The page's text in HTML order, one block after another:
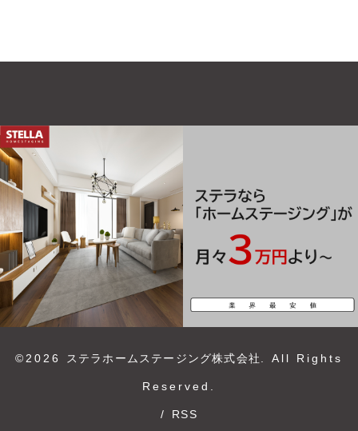
©2026 ステラホームステージング株式会社 . All Rights
Reserved.
/ RSS